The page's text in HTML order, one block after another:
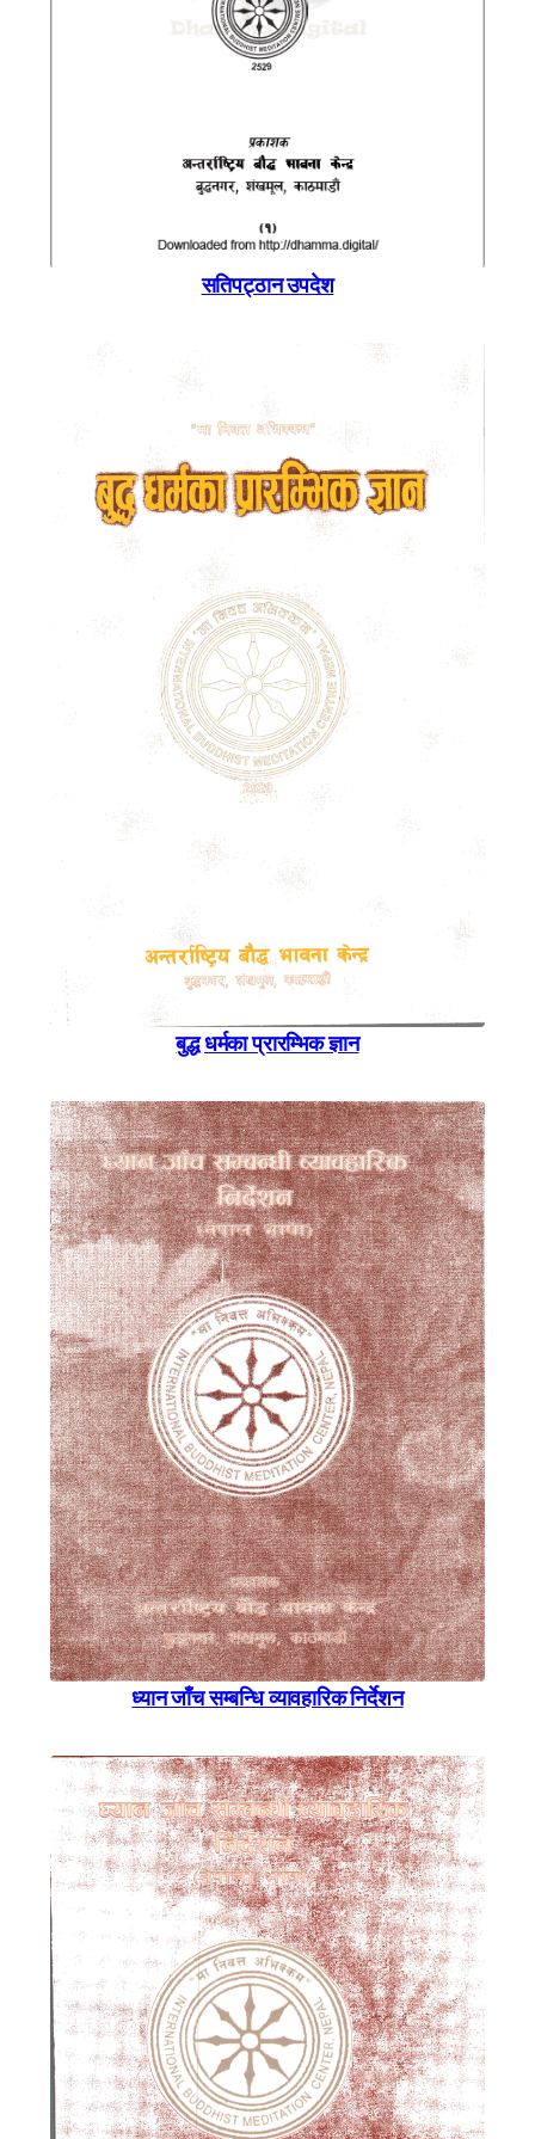
सतिपट्ठान उपदेश
बुद्ध धर्मका प्रारम्भिक ज्ञान
ध्यान जाँच सम्बन्धि व्यावहारिक निर्देशन